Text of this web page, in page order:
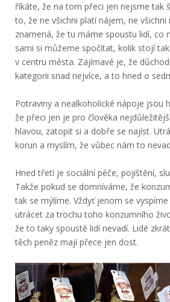
říkáte, že na tom přeci jen nejsme tak
to, že ne všichni platí nájem, ne všichni
znamená, že tu máme spoustu lidí, co
sami si můžeme spočítat, kolik stojí
v centru města. Zajímavé je, že
kategorii snad nejvíce, a to hned o
Potraviny a nealkoholické nápoje jsou
že přeci jen je pro člověka
hlavou, zatopit si a dobře se najíst.
korun a myslím, že vůbec nám to
Hned třetí je sociální péče, pojištění,
Takže pokud se domníváme, že
tak se mýlíme. Vždyť jenom se
utrácet za trochu toho konzumního
že to taky spoustě lidí nevadí. Lidé
těch peněz mají přece jen dost.